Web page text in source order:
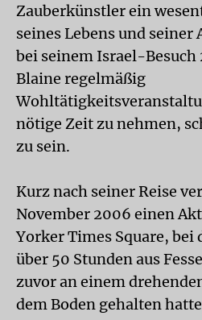
Zauberkünstler ein
seines Lebens und seiner
bei seinem Israel-
Blaine regelmäßig
nötige Zeit zu nehmen,
zu sein.
Kurz nach seiner Reise
November 2006 einen
Yorker Times Square, bei
über 50 Stunden aus
zuvor an einem
dem Boden gehalten